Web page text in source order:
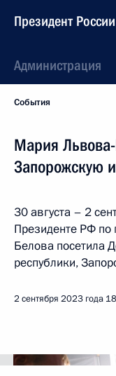
Президент России
Администрация
События
Мария
Запорожскую
30 августа – 2
Президенте РФ
Белова посетила
республики,
2 сентября 2023 года